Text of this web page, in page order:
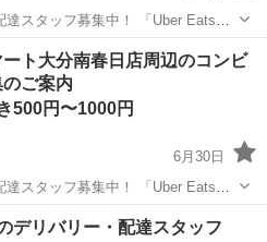
スタッフ募集中！ 「Uber Eats」
プリを使ってお仕事するスタイル
受けるかどうかを自由に選べます！
ァストフード
ト大分南春日店周辺のコンビ
ご案内
500円〜1000円
6月30日
スタッフ募集中！ 「Uber Eats」
プリを使ってお仕事するスタイル
けるかどうかを自由に選べます！
ァミリーマート
デリバリー・配達スタッフ